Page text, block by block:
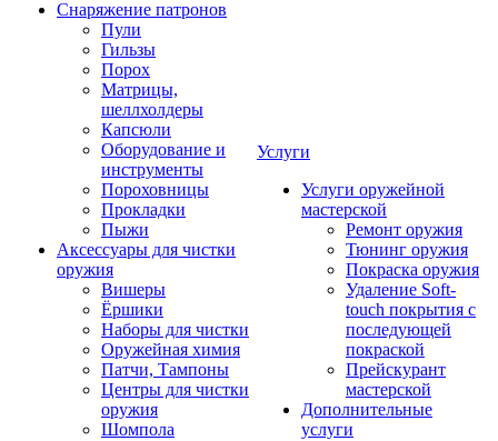
Снаряжение патронов
Пули
Гильзы
Порох
Матрицы,
шеллхолдеры
Капсюли
Оборудование и
инструменты
Пороховницы
Прокладки
Пыжи
Аксессуары для чистки
оружия
Вишеры
Ёршики
Наборы для чистки
Оружейная химия
Патчи, Тампоны
Центры для чистки
оружия
Шомпола
Услуги
Услуги оружейной
мастерской
Ремонт оружия
Тюнинг оружия
Покраска оружия
Удаление Soft-
touch покрытия с
последующей
покраской
Прейскурант
мастерской
Дополнительные
услуги